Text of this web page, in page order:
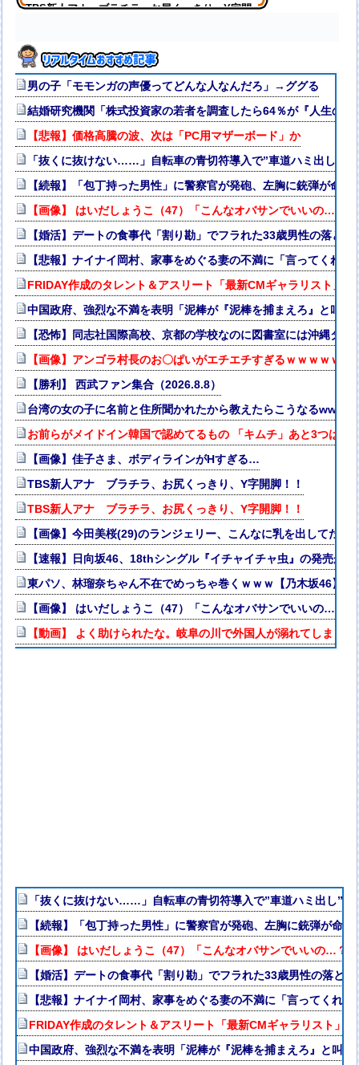
TBS新人アナ ブラチラ、お尻くっきり、Y字開
男の子「モモンガの声優ってどんな人なんだろ」→ググる
結婚研究機関「株式投資家の若者を調査したら64％が『人生の
【悲報】価格高騰の波、次は「PC用マザーボード」か
「抜くに抜けない……」自転車の青切符導入で”車道ハミ出し”が
【続報】「包丁持った男性」に警察官が発砲、左胸に銃弾が命
【画像】 はいだしょうこ（47）「こんなオバサンでいいの…？」
【婚活】デートの食事代「割り勘」でフラれた33歳男性の落と
【悲報】ナイナイ岡村、家事をめぐる妻の不満に「言ってくれ
FRIDAY作成のタレント＆アスリート「最新CMギャラリスト」
中国政府、強烈な不満を表明「泥棒が『泥棒を捕まえろ』と叫
【恐怖】同志社国際高校、京都の学校なのに図書室には沖縄タ
【画像】アンゴラ村長のお〇ぱいがエチエチすぎるｗｗｗｗｗｗ
【勝利】 西武ファン集合（2026.8.8）
台湾の女の子に名前と住所聞かれたから教えたらこうなるwwww
お前らがメイドイン韓国で認めてるもの 「キムチ」あと3つは？
【画像】佳子さま、ボディラインがHすぎる…
TBS新人アナ ブラチラ、お尻くっきり、Y字開脚！！
TBS新人アナ ブラチラ、お尻くっきり、Y字開脚！！
【画像】今田美桜(29)のランジェリー、こんなに乳を出してたの
【速報】日向坂46、18thシングル『イチャイチャ虫』の発売が決
東パソ、林瑠奈ちゃん不在でめっちゃ巻くｗｗｗ【乃木坂46】
【画像】 はいだしょうこ（47）「こんなオバサンでいいの…？」
【動画】 よく助けられたな。岐阜の川で外国人が溺れてしまう事
「抜くに抜けない……」自転車の青切符導入で”車道ハミ出し”が
【続報】「包丁持った男性」に警察官が発砲、左胸に銃弾が命
【画像】 はいだしょうこ（47）「こんなオバサンでいいの…？」
【婚活】デートの食事代「割り勘」でフラれた33歳男性の落
【悲報】ナイナイ岡村、家事をめぐる妻の不満に「言ってくれ
FRIDAY作成のタレント＆アスリート「最新CMギャラリスト」
中国政府、強烈な不満を表明「泥棒が『泥棒を捕まえろ』と叫